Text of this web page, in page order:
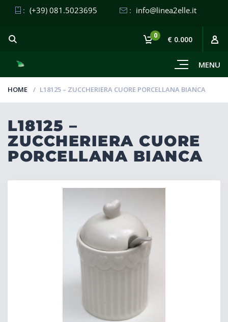
: (+39) 081.5023695 : info@linea2elle.it
MENU
0 € 0.000
HOME L18125 – ZUCCHERIERA CUORE PORCELLANA BIANCA
L18125 –
ZUCCHERIERA CUORE
PORCELLANA BIANCA